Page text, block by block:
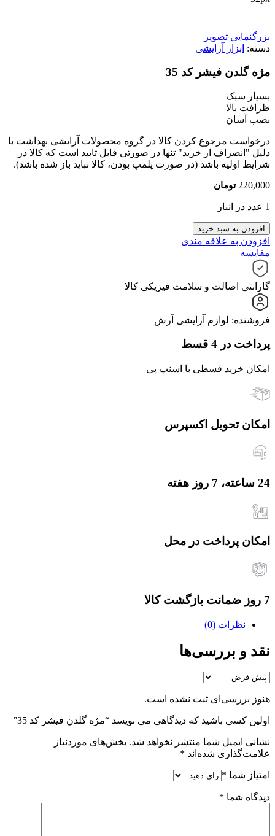
بزرگنمایی تصویر
دسته: ابزار آرایشی
مژه گلدن فیشر کد 35
بسیار سبک
ظرافت بالا
نصب آسان
درخواست مرجوع کردن کالا در گروه محصولات آرایشی بهداشت با
دلیل "انصراف از خرید" تنها در صورتی قابل تایید است که کالا در
شرایط اولیه باشد (در صورت پلمپ بودن، کالا نباید باز شده باشد).
220,000 تومان
1 عدد در انبار
مژه
گلدن
فیشر
کد
35
عدد
افزودن به سبد خرید
افزودن به علاقه مندی
مقایسه
گارانتی اصالت و سلامت فیزیکی کالا
فروشنده: لوازم آرایشی آرش
پرداخت در 4 قسط
امکان خرید قسطی با اسنپ پی
امکان تحویل اکسپرس
24 ساعته، 7 روز هفته
امکان پرداخت در محل
7 روز ضمانت بازگشت کالا
نظرات (0)
نقد و بررسی‌ها
هنوز بررسی‌ای ثبت نشده است.
اولین کسی باشید که دیدگاهی می نویسد “مژه گلدن فیشر کد 35”
نشانی ایمیل شما منتشر نخواهد شد. بخش‌های موردنیاز
علامت‌گذاری شده‌اند *
امتیاز شما *
دیدگاه شما *